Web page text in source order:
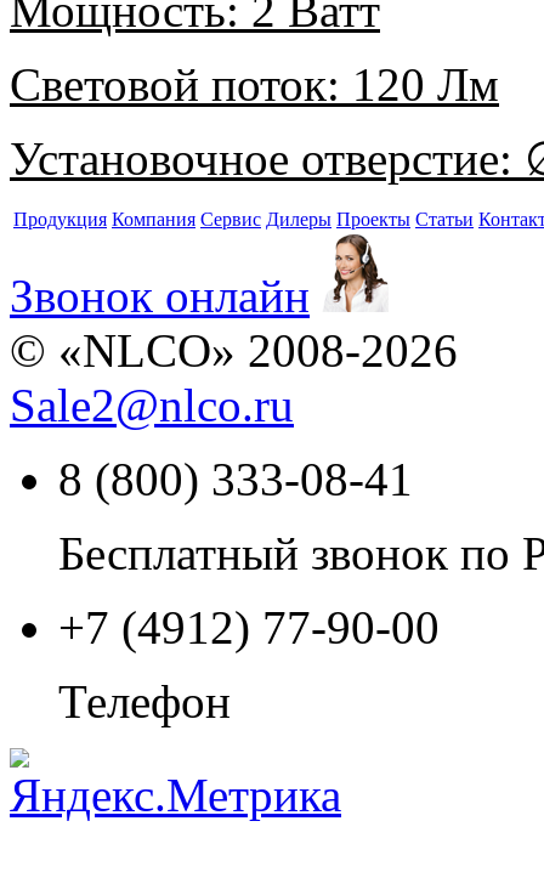
Мощность: 2 Ватт
Световой поток: 120 Лм
Установочное отверстие:
Продукция Компания Сервис Дилеры Проекты Статьи
Звонок онлайн
© «NLCO» 2008-2026
Sale2@nlco.ru
8 (800) 333-08-41
Бесплатный звонок по
+7 (4912) 77-90-00
Телефон